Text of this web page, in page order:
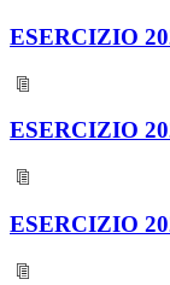
ESERCIZIO
ESERCIZIO
ESERCIZIO